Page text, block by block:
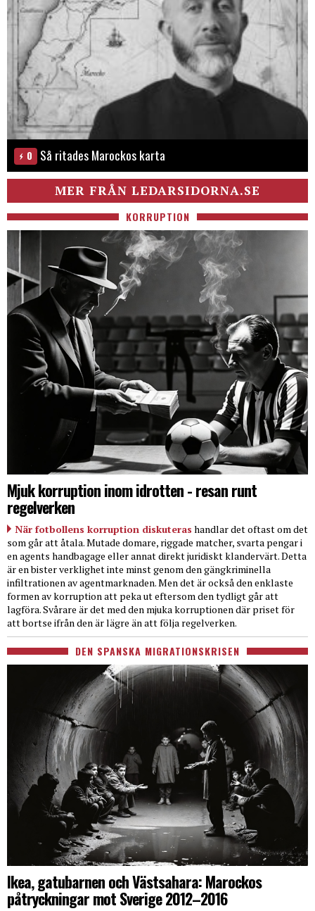
0 Så ritades Marockos karta
MER FRÅN LEDARSIDORNA.SE
KORRUPTION
Mjuk korruption inom idrotten - resan runt
regelverken
När fotbollens korruption diskuteras handlar det oftast om det
som går att åtala. Mutade domare, riggade matcher, svarta pengar i
en agents handbagage eller annat direkt juridiskt klandervärt. Detta
är en bister verklighet inte minst genom den gängkriminella
infiltrationen av agentmarknaden. Men det är också den enklaste
formen av korruption att peka ut eftersom den tydligt går att
lagföra. Svårare är det med den mjuka korruptionen där priset för
att bortse ifrån den är lägre än att följa regelverken.
DEN SPANSKA MIGRATIONSKRISEN
Ikea, gatubarnen och Västsahara: Marockos
påtryckningar mot Sverige 2012–2016